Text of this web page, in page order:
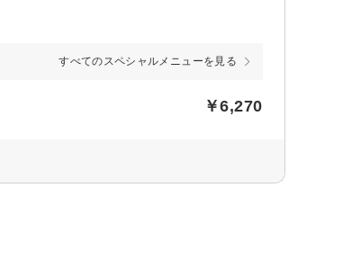
すべてのスペシャルメニューを見る
￥6,270